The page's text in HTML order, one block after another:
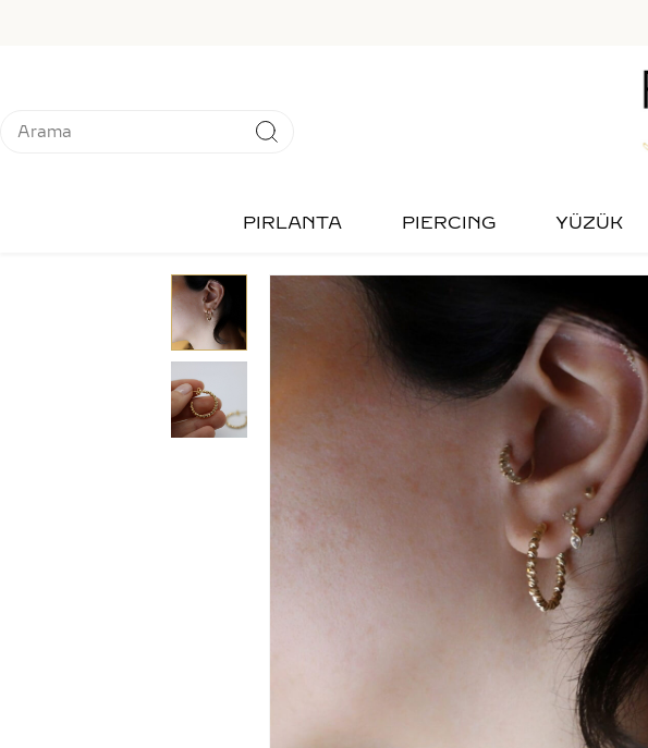
PIRLANTA PIERCING YÜZÜK